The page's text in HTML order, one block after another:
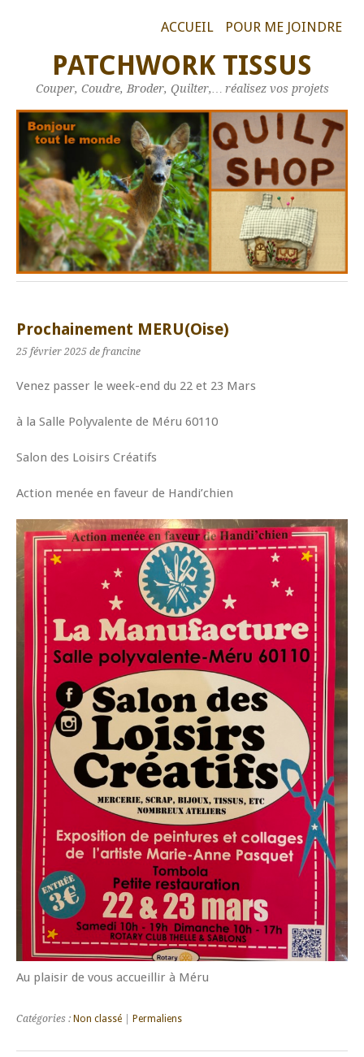
ACCUEIL POUR ME JOINDRE
PATCHWORK TISSUS
Couper, Coudre, Broder, Quilter,… réalisez vos projets
Prochainement MERU(Oise)
25 février 2025 de francine
Venez passer le week-end du 22 et 23 Mars
à la Salle Polyvalente de Méru 60110
Salon des Loisirs Créatifs
Action menée en faveur de Handi’chien
Au plaisir de vous accueillir à Méru
Catégories : Non classé Permaliens